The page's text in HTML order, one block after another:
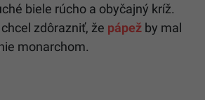
biele rúcho a obyčajný kríž.
zdôrazniť, že pápež by mal
monarchom.